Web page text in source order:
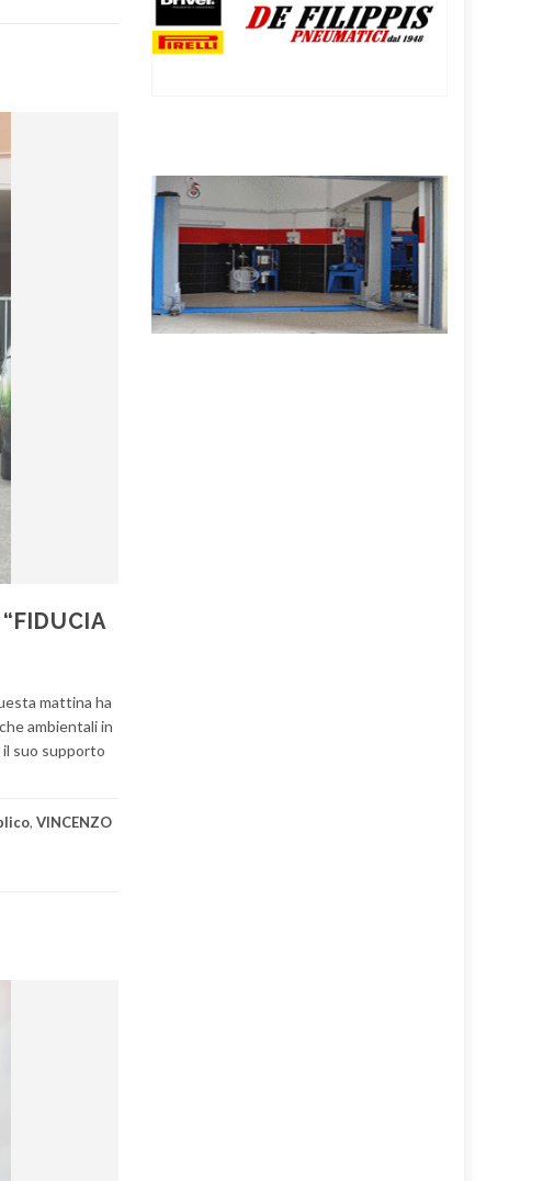
mattina ha
ambientali in
suo supporto
, VINCENZO